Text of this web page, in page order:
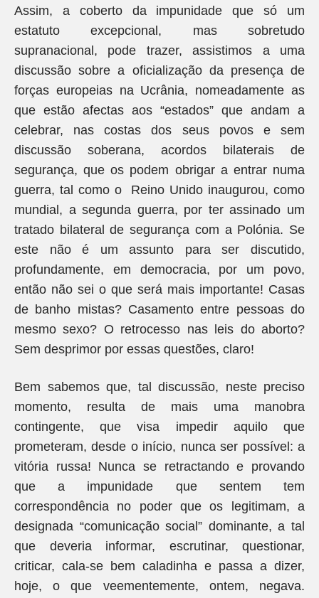
Assim, a coberto da impunidade que só um
estatuto excepcional, mas sobretudo
supranacional, pode trazer, assistimos a uma
discussão sobre a oficialização da presença de
forças europeias na Ucrânia, nomeadamente as
que estão afectas aos “estados” que andam a
celebrar, nas costas dos seus povos e sem
discussão soberana, acordos bilaterais de
segurança, que os podem obrigar a entrar numa
guerra, tal como o Reino Unido inaugurou, como
mundial, a segunda guerra, por ter assinado um
tratado bilateral de segurança com a Polónia. Se
este não é um assunto para ser discutido,
profundamente, em democracia, por um povo,
então não sei o que será mais importante! Casas
de banho mistas? Casamento entre pessoas do
mesmo sexo? O retrocesso nas leis do aborto?
Sem desprimor por essas questões, claro!
Bem sabemos que, tal discussão, neste preciso
momento, resulta de mais uma manobra
contingente, que visa impedir aquilo que
prometeram, desde o início, nunca ser possível: a
vitória russa! Nunca se retractando e provando
que a impunidade que sentem tem
correspondência no poder que os legitimam, a
designada “comunicação social” dominante, a tal
que deveria informar, escrutinar, questionar,
criticar, cala-se bem caladinha e passa a dizer,
hoje, o que veementemente, ontem, negava.